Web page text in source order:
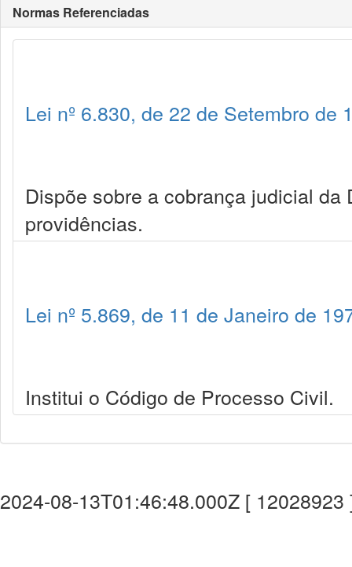
Normas Referenciadas
Lei nº 6.830, de 22 de Setembro de
Dispõe sobre a cobrança judicial
providências.
Lei nº 5.869, de 11 de Janeiro de
Institui o Código de Processo Civil.
2024-08-13T01:46:48.000Z [ 12028923